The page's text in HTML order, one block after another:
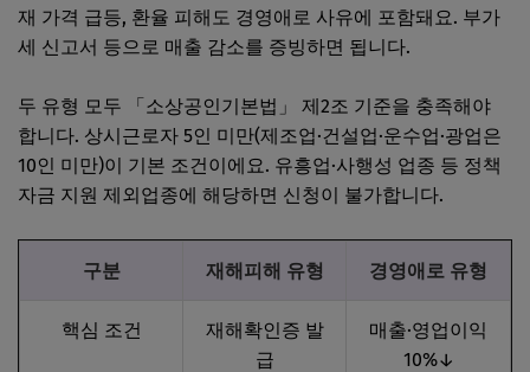
재 가격 급등, 환율 피해도 경영애로 사유에 포함돼요. 부가
세 신고서 등으로 매출 감소를 증빙하면 됩니다.
두 유형 모두 「소상공인기본법」 제2조 기준을 충족해야
합니다. 상시근로자 5인 미만(제조업·건설업·운수업·광업은
10인 미만)이 기본 조건이에요. 유흥업·사행성 업종 등 정책
자금 지원 제외업종에 해당하면 신청이 불가합니다.
구분 재해피해 유형 경영애로 유형
핵심 조건
재해확인증 발
급
매출·영업이익
10%↓